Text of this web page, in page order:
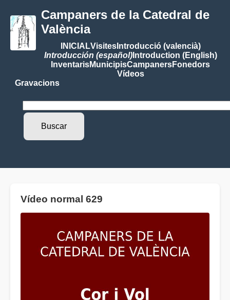
Campaners de la Catedral de
València
INICIALVisitesIntroducció (valencià)
Introducción (español)Introduction (English)
InventarisMunicipisCampanersFonedors
Vídeos
Gravacions
Vídeo normal 629